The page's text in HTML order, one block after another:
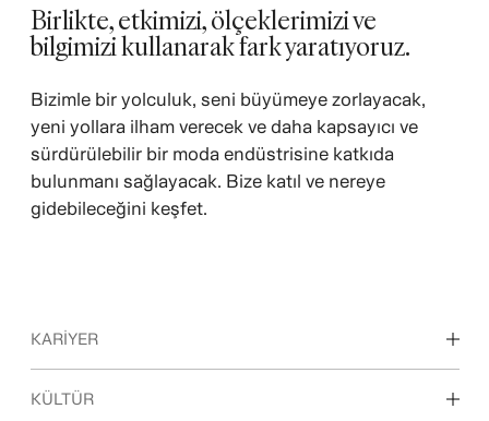
Birlikte, etkimizi, ölçeklerimizi ve
bilgimizi kullanarak fark yaratıyoruz.
Bizimle bir yolculuk, seni büyümeye zorlayacak,
yeni yollara ilham verecek ve daha kapsayıcı ve
sürdürülebilir bir moda endüstrisine katkıda
bulunmanı sağlayacak. Bize katıl ve nereye
gidebileceğini keşfet.
KARIYER
Çalışma alanlarımızı keşfedin
KÜLTÜR